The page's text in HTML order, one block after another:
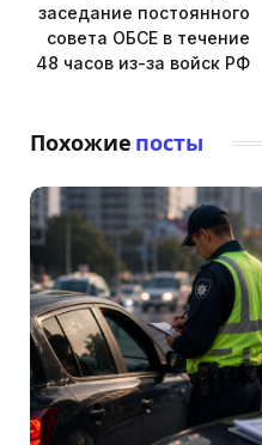
заседание постоянного
совета ОБСЕ в течение
48 часов из-за войск РФ
Похожие посты